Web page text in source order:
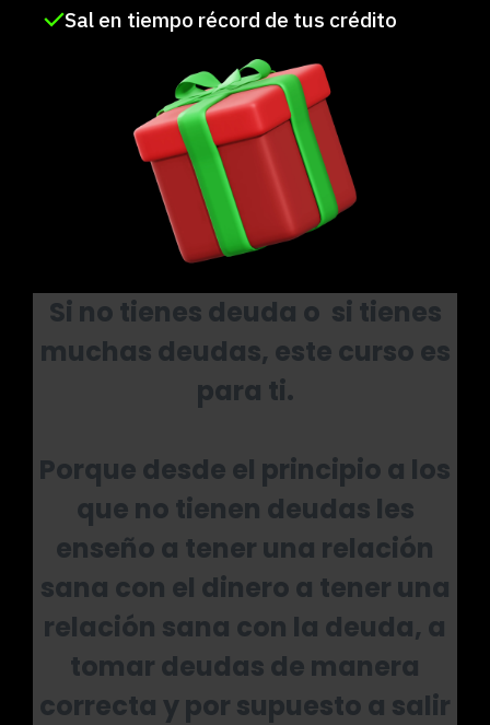
Sal en tiempo récord de tus crédito
Si no tienes deuda o si tienes
muchas deudas, este curso es
para ti.
Porque desde el principio a los
que no tienen deudas les
enseño a tener una relación
sana con el dinero a tener una
relación sana con la deuda, a
tomar deudas de manera
correcta y por supuesto a salir